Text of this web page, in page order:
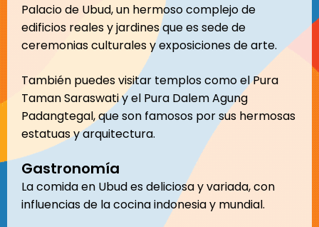
Palacio de Ubud, un hermoso complejo de
edificios reales y jardines que es sede de
ceremonias culturales y exposiciones de arte.
También puedes visitar templos como el Pura
Taman Saraswati y el Pura Dalem Agung
Padangtegal, que son famosos por sus hermosas
estatuas y arquitectura.
Gastronomía
La comida en Ubud es deliciosa y variada, con
influencias de la cocina indonesia y mundial.